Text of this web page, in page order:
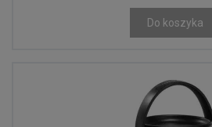
Do koszyka